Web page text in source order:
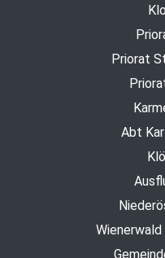
Priorat
Abt
Wienerwald